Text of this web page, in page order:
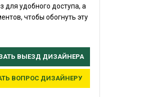
для удобного доступа, а
чтобы обогнуть эту
ВЫЕЗД ДИЗАЙНЕРА
ВОПРОС ДИЗАЙНЕРУ